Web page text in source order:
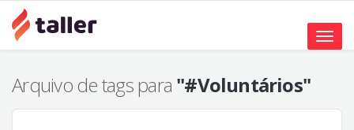
Toggle
Arquivo de tags para "#Voluntários"